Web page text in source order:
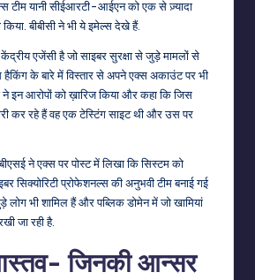
टीम यानी सीईआरटी-आईएन को एक से ज़्यादा
बीबीसी ने भी ये इमेल्स देखे हैं.
एजेंसी है जो साइबर सुरक्षा से जुड़े मामलों से
हैकिंग के बारे में विस्तार से अपने एक्स अकाउंट पर भी
ने इन आरोपों को ख़ारिज किया और कहा कि जिस
कर रहे हैं वह एक टेस्टिंग साइट थी और उस पर
ने एक्स पर पोस्ट में लिखा कि सिस्टम को
सिक्योरिटी प्रोफेशनल्स की अनुभवी टीम बनाई गई
भी शामिल हैं और पब्लिक डोमेन में जो खामियां
जा रही है.
जिनकी आन्सर